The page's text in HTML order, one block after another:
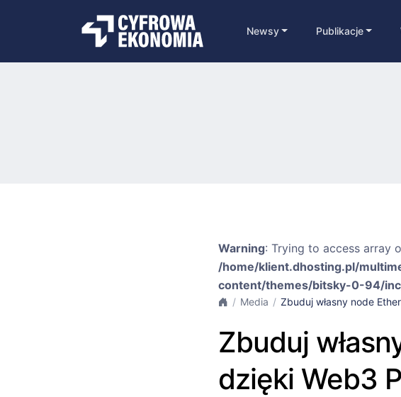
Newsy Publikacje
Warning: Trying to access array
/home/klient.dhosting.pl/
content/themes/bitsky-0-94/
Media Zbuduj własny node
Zbuduj
dzięki Web3